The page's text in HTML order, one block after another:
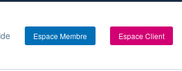
Espace Membre Espace Client